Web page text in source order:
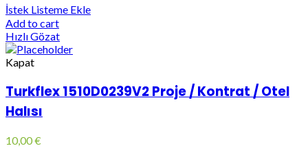
İstek Listeme Ekle
Add to cart
Hızlı Gözat
Kapat
Turkflex 1510D0239V2 Proje / Kontrat / Otel
Halısı
10,00€